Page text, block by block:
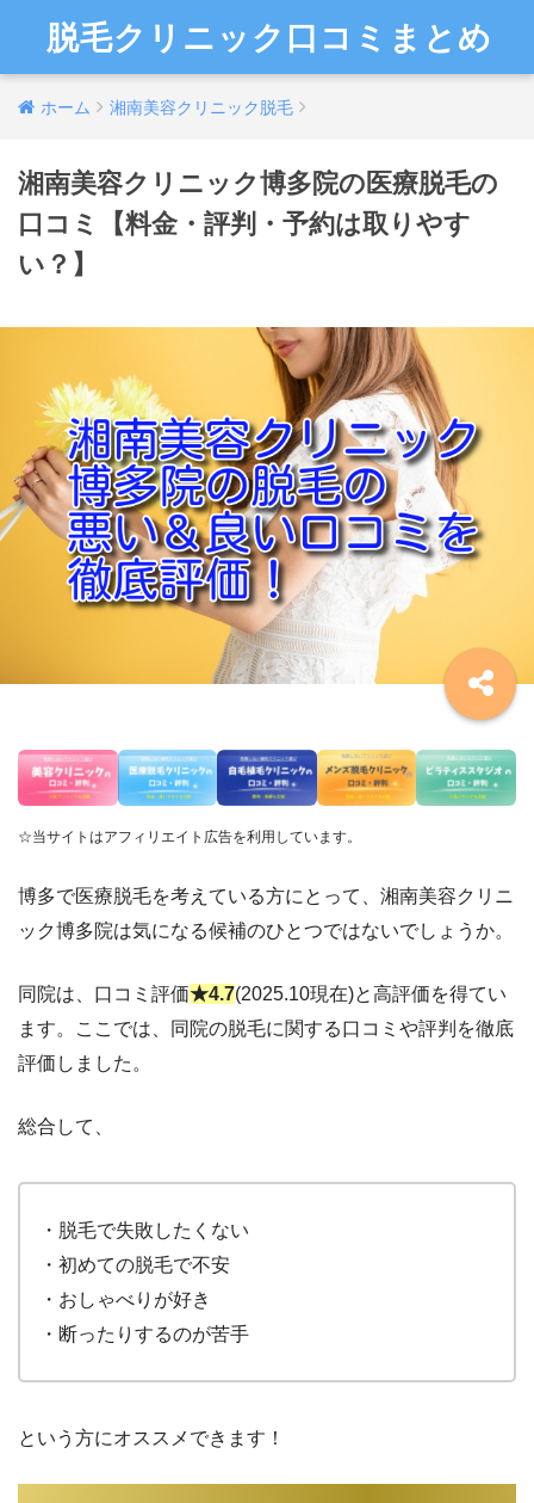
脱毛クリニック口コミまとめ
ホーム 湘南美容クリニック脱毛
湘南美容クリニック博多院の医療脱毛の
口コミ【料金・評判・予約は取りやす
い？】
☆当サイトはアフィリエイト広告を利用しています。
博多で医療脱毛を考えている方にとって、湘南美容クリニ
ック博多院は気になる候補のひとつではないでしょうか。
同院は、口コミ評価★4.7(2025.10現在)と高評価を得てい
ます。ここでは、同院の脱毛に関する口コミや評判を徹底
評価しました。
総合して、
・脱毛で失敗したくない
・初めての脱毛で不安
・おしゃべりが好き
・断ったりするのが苦手
という方にオススメできます！